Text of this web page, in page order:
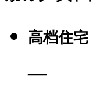
高档住宅
—